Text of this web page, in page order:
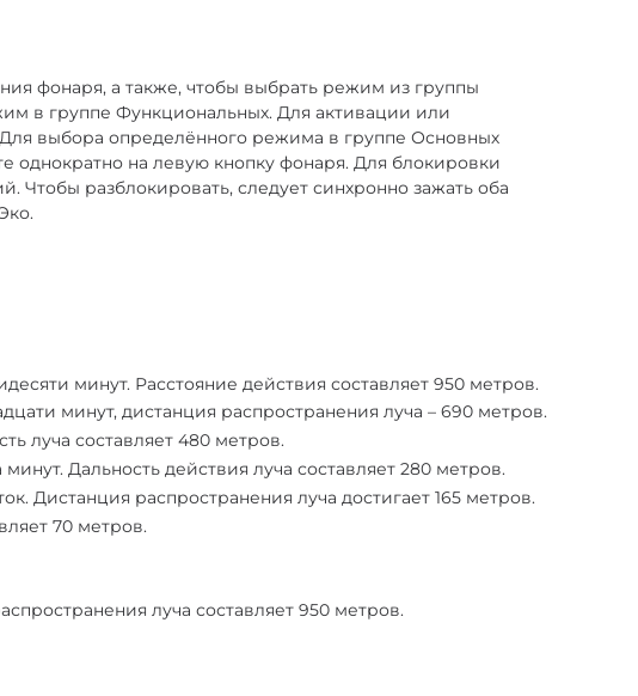
фонаря, а также, чтобы выбрать режим из группы
в группе Функциональных. Для активации или
выбора определённого режима в группе Основных
однократно на левую кнопку фонаря. Для блокировки
Чтобы разблокировать, следует синхронно зажать оба
минут. Расстояние действия составляет 950 метров.
минут, дистанция распространения луча – 690 метров.
луча составляет 480 метров.
Дальность действия луча составляет 280 метров.
распространения луча достигает 165 метров.
70 метров.
луча составляет 950 метров.